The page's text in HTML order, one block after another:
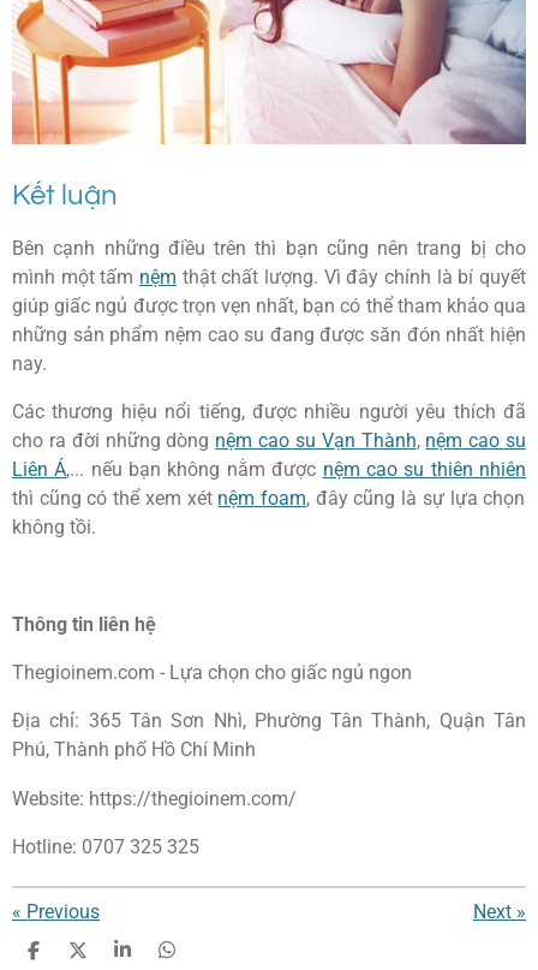
Kết luận
Bên cạnh những điều trên thì bạn cũng nên trang bị cho
mình một tấm nệm thật chất lượng. Vì đây chính là bí quyết
giúp giấc ngủ được trọn vẹn nhất, bạn có thể tham khảo qua
những sản phẩm nệm cao su đang được săn đón nhất hiện
nay.
Các thương hiệu nổi tiếng, được nhiều người yêu thích đã
cho ra đời những dòng nệm cao su Vạn Thành, nệm cao su
Liên Á,... nếu bạn không nằm được nệm cao su thiên nhiên
thì cũng có thể xem xét nệm foam, đây cũng là sự lựa chọn
không tồi.
Thông tin liên hệ
Thegioinem.com - Lựa chọn cho giấc ngủ ngon
Địa chỉ: 365 Tân Sơn Nhì, Phường Tân Thành, Quận Tân
Phú, Thành phố Hồ Chí Minh
Website: https://thegioinem.com/
Hotline: 0707 325 325
« Previous Next »
S
S
S
S